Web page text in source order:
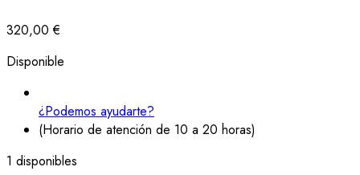
320,00€
Disponible
¿Podemos ayudarte?
(Horario de atención de 10 a 20 horas)
1 disponibles